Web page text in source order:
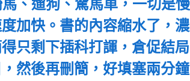
、遛狗、駕馬車，一切是
加快。書的內容縮水了，
只剩下插科打諢，倉促結
然後再刪簡，好填塞兩分